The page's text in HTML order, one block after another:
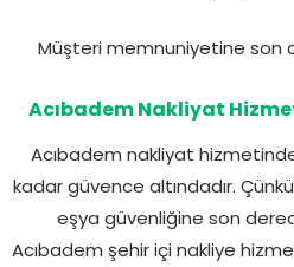
Müşteri memnuniyetine son
Acıbadem Nakliyat
Acıbadem nakliyat
kadar güvence altındadır.
eşya güvenliğine son
Acıbadem şehir içi nakliye